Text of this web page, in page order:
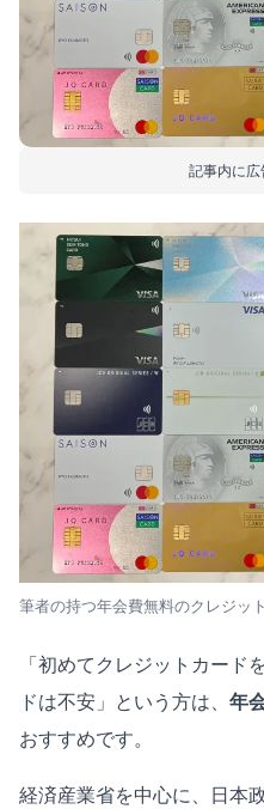
記事内に
筆者の持つ年会費無料のクレジッ
「初めてクレジットカード
ドは不安」という方は、 年
おすすめです。
経済産業省を中心に、日本